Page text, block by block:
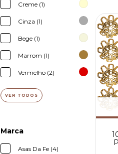
Creme (1)
Cinza (1)
Bege (1)
Marrom (1)
Vermelho (2)
VER TODOS
Marca
Asas Da Fe (4)